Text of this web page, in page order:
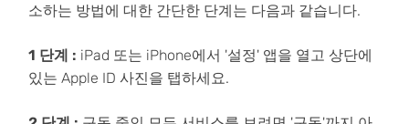
소하는 방법에 대한 간단한 단계는 다음과 같습니다.
1 단계 : iPad 또는 iPhone에서 '설정' 앱을 열고 상단에
있는 Apple ID 사진을 탭하세요.